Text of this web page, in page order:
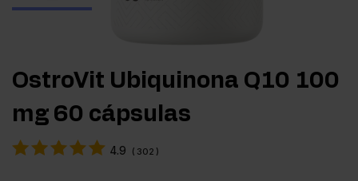
OstroVit Ubiquinona Q10 100
mg 60 cápsulas
4.9 ( 302 )